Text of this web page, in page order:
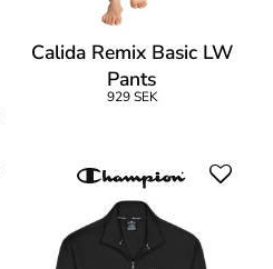
Calida Remix Basic LW
Pants
929 SEK